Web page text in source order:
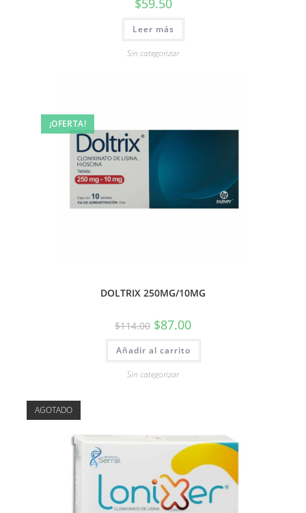
$59.50
Leer más
Sin categorizar
¡OFERTA!
DOLTRIX 250MG/10MG
$114.00 $87.00
Añadir al carrito
Sin categorizar
AGOTADO